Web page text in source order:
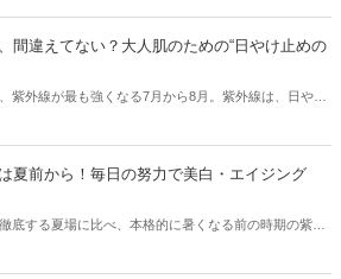
てきた」などのお悩み別に、夏の着痩せコーデをご紹
間違えてない？大人肌のための“日やけ止めの
紫外線が最も強くなる7月から8月。紫外線は、日や
使えていないと、肌は無防備な状態と同じなんです！
紫外線から肌を徹底ガードするために、日やけ止めの
夏前から！毎日の努力で美白・エイジング
底する夏場に比べ、本格的に暑くなる前の時期の紫外